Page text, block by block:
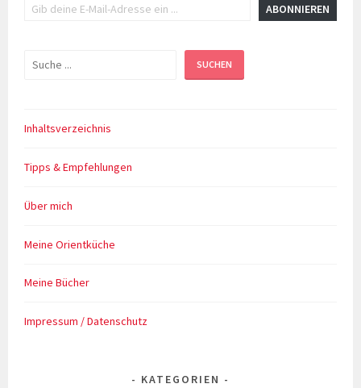
ABONNIEREN
Suchen SUCHEN
Inhaltsverzeichnis
Tipps & Empfehlungen
Über mich
Meine Orientküche
Meine Bücher
Impressum / Datenschutz
KATEGORIEN